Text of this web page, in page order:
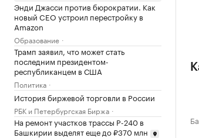
Энди Джасси против бюрократии. Как
новый CEO устроил перестройку в
Amazon
Образование
Трамп заявил, что может стать
последним президентом-
республиканцем в США
Политика
История биржевой торговли в России
РБК и Петербургская Биржа
На ремонт участков трассы Р-240 в
Башкирии выделят еще до ₽370 млн